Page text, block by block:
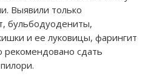
Выявили только
бульбодуодениты,
и ее луковицы, фарингит
сдать